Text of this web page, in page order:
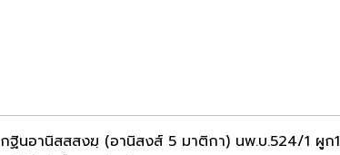
กฐินอานิสสสงฆฺ (อานิสงส์ 5 มาติกา) นพ.บ.524/1 ผูก1